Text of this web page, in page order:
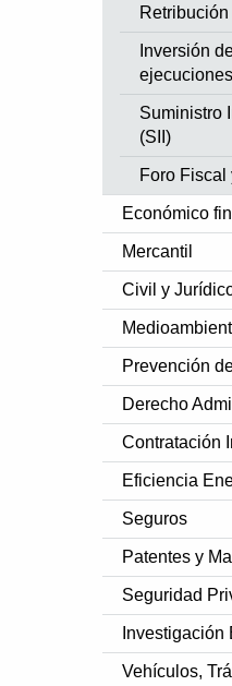
Inversión
Suministro
(SII)
Foro Fiscal
Económico
Mercantil
Civil y
Prevención
Derecho
Contratación
Eficiencia
Seguros
Patentes y
Seguridad
Investigación
Vehículos,